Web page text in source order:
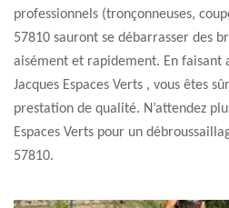
professionnels (tronçonneuses,
57810 sauront se débarrasser des
aisément et rapidement. En faisant
Jacques Espaces Verts , vous êtes
prestation de qualité. N’attendez
Espaces Verts pour un
57810.